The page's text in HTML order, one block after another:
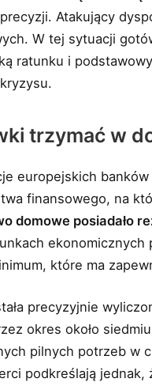
Atakujący
W tej sytuacji
ratunku i
trzymać w
europejskich
finansowego, na
domowe posiadało
ekonomicznych
które ma
precyzyjnie
okres około
pilnych potrzeb w
podkreślają